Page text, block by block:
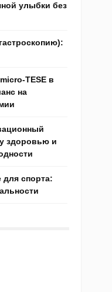
улыбки без
TESE в
на
здоровью и
спорта: